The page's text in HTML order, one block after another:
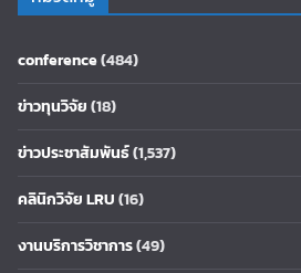
conference(484)
ข่าวทุนวิจัย(18)
ข่าวประชาสัมพันธ์(1,537)
คลินิกวิจัย LRU(16)
งานบริการวิชาการ(49)